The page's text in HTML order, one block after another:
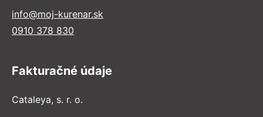
info@moj-kurenar.sk
0910 378 830
Fakturačné údaje
Cataleya, s. r. o.